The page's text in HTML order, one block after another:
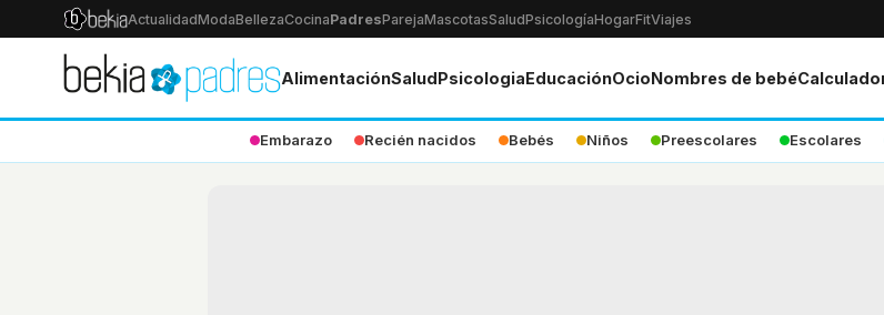
ActualidadModaBellezaCocinaPadresParejaMascotasSaludPsicologíaHogarFitViajes
AlimentaciónSaludPsicologiaEducaciónOcioNombres de bebé
Embarazo Recién nacidos Bebés Niños Preescolares Escolares